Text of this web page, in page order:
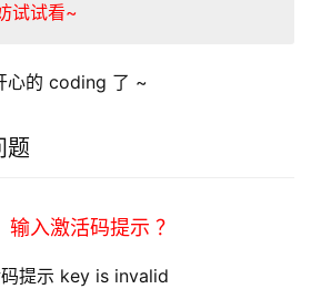
试试看~
心的 coding 了 ~
题
入激活码提示 ？
提示 key is invalid